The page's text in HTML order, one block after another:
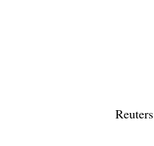
Reuters